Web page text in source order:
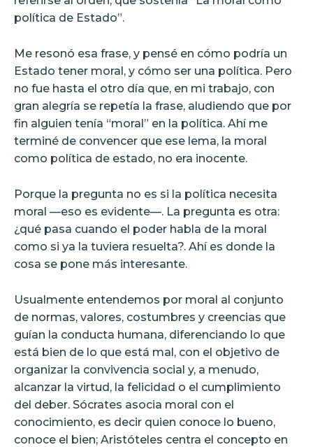
política de Estado”.
Me resonó esa frase, y pensé en cómo podría un
Estado tener moral, y cómo ser una política. Pero
no fue hasta el otro día que, en mi trabajo, con
gran alegría se repetía la frase, aludiendo que por
fin alguien tenía “moral” en la política. Ahí me
terminé de convencer que ese lema, la moral
como política de estado, no era inocente.
Porque la pregunta no es si la política necesita
moral —eso es evidente—. La pregunta es otra:
¿qué pasa cuando el poder habla de la moral
como si ya la tuviera resuelta?. Ahí es donde la
cosa se pone más interesante.
Usualmente entendemos por moral al conjunto
de normas, valores, costumbres y creencias que
guían la conducta humana, diferenciando lo que
está bien de lo que está mal, con el objetivo de
organizar la convivencia social y, a menudo,
alcanzar la virtud, la felicidad o el cumplimiento
del deber. Sócrates asocia moral con el
conocimiento, es decir quien conoce lo bueno,
conoce el bien; Aristóteles centra el concepto en